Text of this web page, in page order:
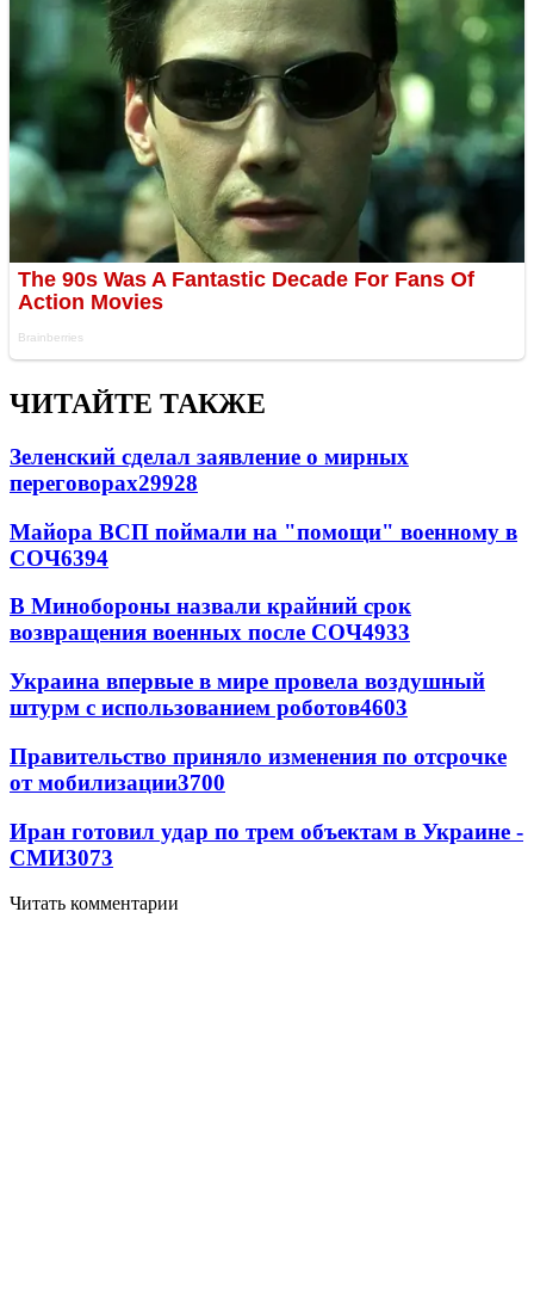
ЧИТАЙТЕ ТАКЖЕ
Зеленский сделал заявление о мирных
переговорах29928
Майора ВСП поймали на "помощи" военному в
СОЧ6394
В Минобороны назвали крайний срок
возвращения военных после СОЧ4933
Украина впервые в мире провела воздушный
штурм с использованием роботов4603
Правительство приняло изменения по отсрочке
от мобилизации3700
Иран готовил удар по трем объектам в Украине -
СМИ3073
Читать комментарии